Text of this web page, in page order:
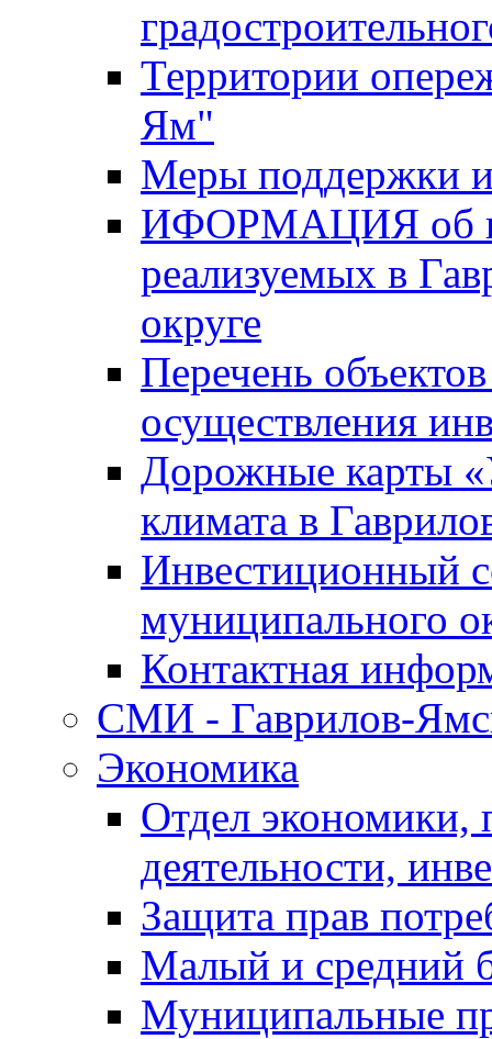
Территории
Ям"
Меры поддержки
ИФОРМАЦИЯ об
реализуемых в
округе
Перечень
осуществления
Дорожные карты
климата в
Инвестиционный
муниципального
Контактная
СМИ - Гаврилов-
Экономика
Отдел экономики,
деятельности,
Защита прав
Малый и средний
Муниципальные